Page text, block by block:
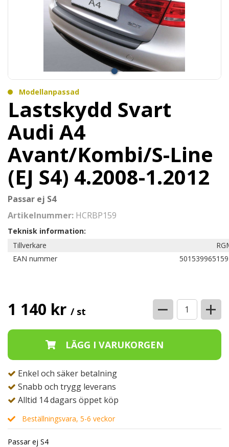
Modellanpassad
Lastskydd Svart
Audi A4
Avant/Kombi/S-Line
(EJ S4) 4.2008-1.2012
Passar ej S4
Artikelnummer: HCRBP159
Teknisk information:
Tillverkare
EAN nummer
1 140 kr / st − +
Enkel och säker betalning
Snabb och trygg leverans
Alltid 14 dagars öppet köp
Beställningsvara, 5-6 veckor
Passar ej S4